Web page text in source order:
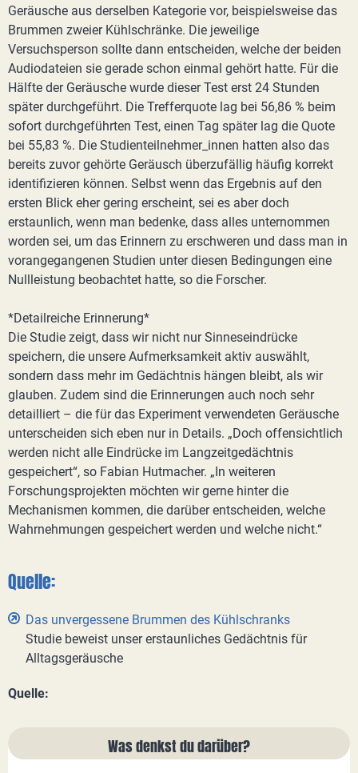
Geräusche aus derselben Kategorie vor, beispielsweise das
Brummen zweier Kühlschränke. Die jeweilige
Versuchsperson sollte dann entscheiden, welche der beiden
Audiodateien sie gerade schon einmal gehört hatte. Für die
Hälfte der Geräusche wurde dieser Test erst 24 Stunden
später durchgeführt. Die Trefferquote lag bei 56,86 % beim
sofort durchgeführten Test, einen Tag später lag die Quote
bei 55,83 %. Die Studienteilnehmer_innen hatten also das
bereits zuvor gehörte Geräusch überzufällig häufig korrekt
identifizieren können. Selbst wenn das Ergebnis auf den
ersten Blick eher gering erscheint, sei es aber doch
erstaunlich, wenn man bedenke, dass alles unternommen
worden sei, um das Erinnern zu erschweren und dass man in
vorangegangenen Studien unter diesen Bedingungen eine
Nullleistung beobachtet hatte, so die Forscher.
*Detailreiche Erinnerung*
Die Studie zeigt, dass wir nicht nur Sinneseindrücke
speichern, die unsere Aufmerksamkeit aktiv auswählt,
sondern dass mehr im Gedächtnis hängen bleibt, als wir
glauben. Zudem sind die Erinnerungen auch noch sehr
detailliert – die für das Experiment verwendeten Geräusche
unterscheiden sich eben nur in Details. „Doch offensichtlich
werden nicht alle Eindrücke im Langzeitgedächtnis
gespeichert“, so Fabian Hutmacher. „In weiteren
Forschungsprojekten möchten wir gerne hinter die
Mechanismen kommen, die darüber entscheiden, welche
Wahrnehmungen gespeichert werden und welche nicht.“
Quelle:
Das unvergessene Brummen des Kühlschranks
Studie beweist unser erstaunliches Gedächtnis für
Alltagsgeräusche
Quelle:
Was denkst du darüber?